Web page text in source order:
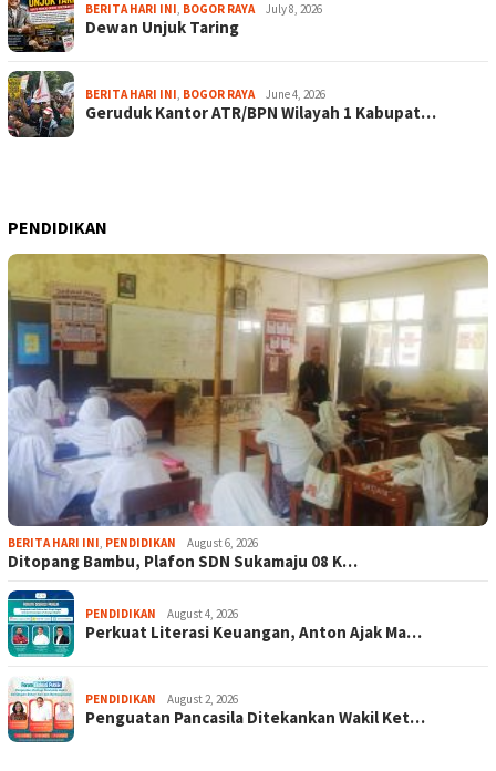
BERITA HARI INI, BOGOR RAYA July 8, 2026
Dewan Unjuk Taring
BERITA HARI INI, BOGOR RAYA June 4, 2026
Geruduk Kantor ATR/BPN Wilayah 1 Kabupat…
PENDIDIKAN
BERITA HARI INI, PENDIDIKAN August 6, 2026
Ditopang Bambu, Plafon SDN Sukamaju 08 K…
PENDIDIKAN August 4, 2026
Perkuat Literasi Keuangan, Anton Ajak Ma…
PENDIDIKAN August 2, 2026
Penguatan Pancasila Ditekankan Wakil Ket…